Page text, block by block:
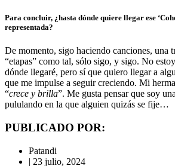
Para concluir, ¿hasta dónde quiere llegar ese
representada?
De momento, sigo haciendo canciones, una
“etapas” como tal, sólo sigo, y sigo. No
dónde llegaré, pero sí que quiero llegar a
que me impulse a seguir creciendo. Mi
“crece y brilla”. Me gusta pensar que soy
pululando en la que alguien quizás se fije…
PUBLICADO POR:
Patandi
| 23 julio, 2024